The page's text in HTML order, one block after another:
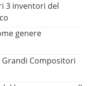
3 inventori del
genere
Grandi Compositori